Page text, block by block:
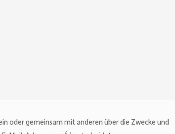
oder gemeinsam mit anderen über die Zwecke und